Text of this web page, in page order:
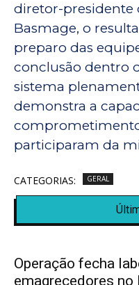
diretor-presidente
Basmage, o
preparo das
conclusão dentro
sistema
demonstra a
participaram da
CATEGORIAS: GERAL
Operação fecha
emagrecedores no